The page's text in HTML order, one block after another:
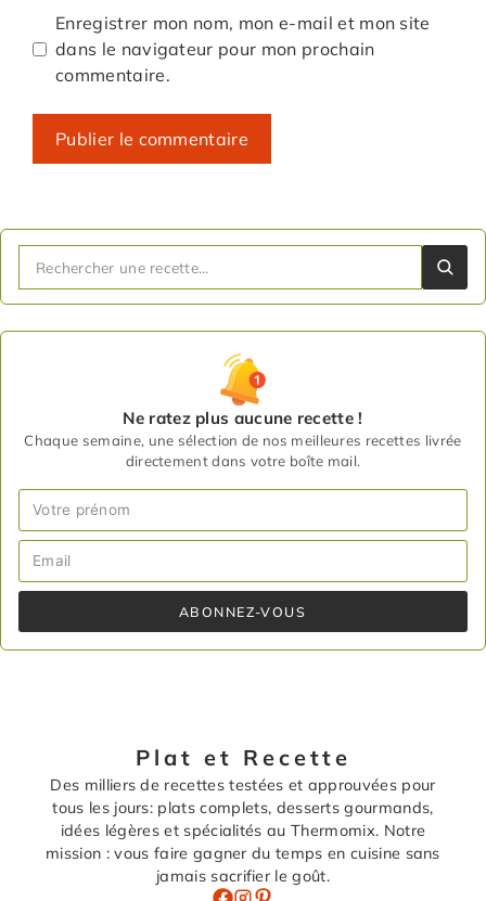
Enregistrer mon nom, mon e-mail et mon site
dans le navigateur pour mon prochain
commentaire.
Ne ratez plus aucune recette !
Chaque semaine, une sélection de nos meilleures recettes livrée
directement dans votre boîte mail.
ABONNEZ-VOUS
Plat et Recette
Des milliers de recettes testées et approuvées pour
tous les jours: plats complets, desserts gourmands,
idées légères et spécialités au Thermomix. Notre
mission : vous faire gagner du temps en cuisine sans
jamais sacrifier le goût.